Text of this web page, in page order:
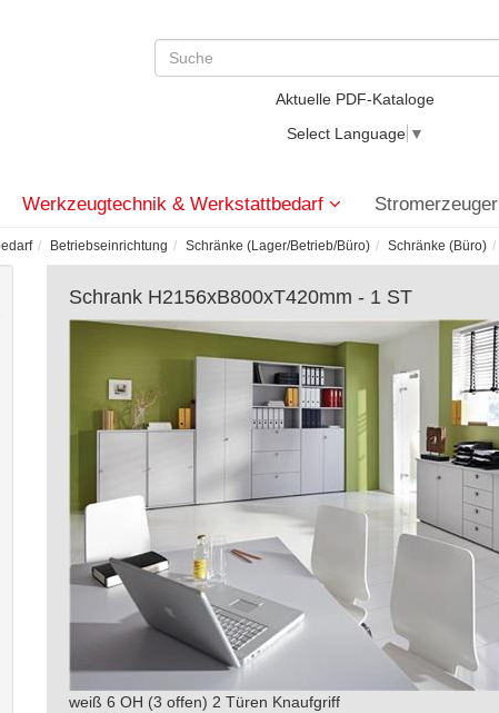
Aktuelle PDF-Kataloge
Select Language ▼
Werkzeugtechnik & Werkstattbedarf Stromerzeuger
Betriebseinrichtung Schränke (Lager/Betrieb/Büro) Schränke (Büro)
Schrank H2156xB800xT420mm - 1 ST
weiß 6 OH (3 offen) 2 Türen Knaufgriff